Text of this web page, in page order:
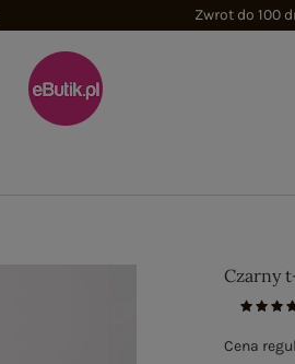
Zwrot do 100
Czarny
Cena